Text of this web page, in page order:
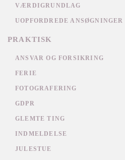
VÆRDIGRUNDLAG
UOPFORDREDE ANSØGNINGER
PRAKTISK
ANSVAR OG FORSIKRING
FERIE
FOTOGRAFERING
GDPR
GLEMTE TING
INDMELDELSE
JULESTUE